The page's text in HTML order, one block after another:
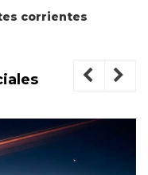
corrientes